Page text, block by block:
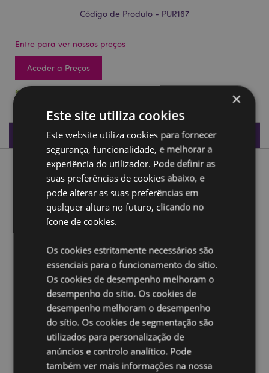
Código de Produto - PUR167
Entre para ver nossos preços
Aceder a Preços
600 em stock
Especificações do Produto
Descrição do Produto
Carteira PVC Rãs Tropicais
Material:PVC e Metal
Ampliar informação:
Quer saber mais acerca de comprar na Puckator?
a nossaGuia de informação para o cliente.
Caracteristicas do Produto
Altura 8cm Largura 11cm Profundidade 3cm
5055071510076
144
×
Este site utiliza cookies
Este website utiliza cookies para fornecer
segurança, funcionalidade, e melhorar a
experiência do utilizador. Pode definir as
suas preferências de cookies abaixo, e
pode alterar as suas preferências em
qualquer altura no futuro, clicando no
ícone de cookies.
Os cookies estritamente necessários são
essenciais para o funcionamento do sítio.
Os cookies de desempenho melhoram o
desempenho do sítio. Os cookies de
desempenho melhoram o desempenho
do sítio. Os cookies de segmentação são
utilizados para personalização de
anúncios e controlo analítico. Pode
também ver mais informações na nossa